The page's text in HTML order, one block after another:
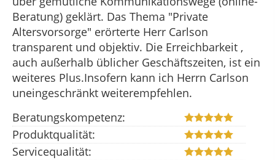
Beratung) geklärt. Das Thema "Private
Altersvorsorge" erörterte Herr Carlson
transparent und objektiv. Die Erreichbarkeit ,
auch außerhalb üblicher Geschäftszeiten, ist ein
weiteres Plus.Insofern kann ich Herrn Carlson
uneingeschränkt weiterempfehlen.
Beratungskompetenz:
Produktqualität:
Servicequalität: